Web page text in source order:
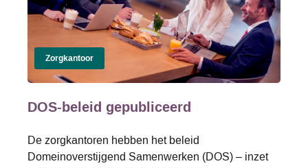
Zorgkantoor
DOS-beleid gepubliceerd
De zorgkantoren hebben het beleid
Domeinoverstijgend Samenwerken (DOS) – inzet